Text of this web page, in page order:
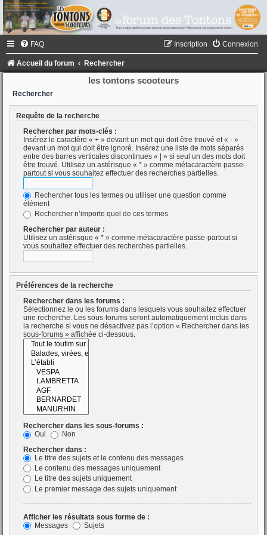
FAQ Connexion
Inscription
Accueil du forum Rechercher
les tontons scooteurs
Rechercher
Requête de la recherche
Rechercher par mots-clés :
Insérez le caractère « + » devant un mot qui doit être trouvé et « - »
devant un mot qui doit être ignoré. Insérez une liste de mots séparés
entre des barres verticales discontinues « | » si seul un des mots doit
être trouvé. Utilisez un astérisque « * » comme métacaractère passe-
partout si vous souhaitez effectuer des recherches partielles.
Rechercher tous les termes ou utiliser une question comme
élément
Rechercher n’importe quel de ces termes
Rechercher par auteur :
Utilisez un astérisque « * » comme métacaractère passe-partout si
vous souhaitez effectuer des recherches partielles.
Préférences de la recherche
Rechercher dans les forums :
Sélectionnez le ou les forums dans lesquels vous souhaitez effectuer
une recherche. Les sous-forums seront automatiquement inclus dans
la recherche si vous ne désactivez pas l’option « Rechercher dans les
sous-forums » affichée ci-dessous.
Rechercher dans les sous-forums :
Oui
Non
Rechercher dans :
Le titre des sujets et le contenu des messages
Le contenu des messages uniquement
Le titre des sujets uniquement
Le premier message des sujets uniquement
Afficher les résultats sous forme de :
Messages
Sujets